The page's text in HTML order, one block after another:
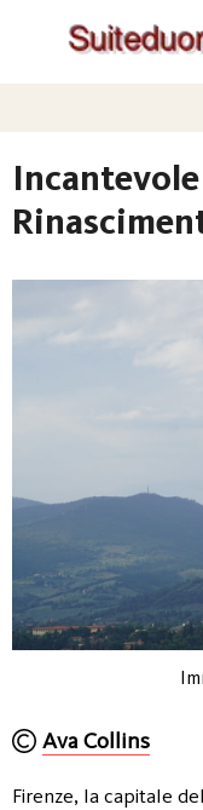
Ava Collins
Firenze, la capitale